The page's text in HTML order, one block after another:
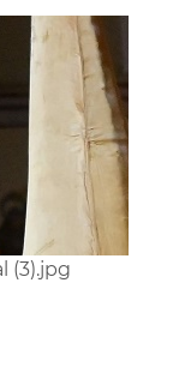
(3).jpg